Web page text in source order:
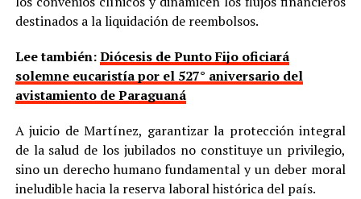
destinados a la liquidación de reembolsos.
Lee también:Diócesis de Punto Fijo oficiará
solemne eucaristía por el 527° aniversario del
avistamiento de Paraguaná
A juicio de Martínez, garantizar la protección integral
de la salud de los jubilados no constituye un privilegio,
sino un derecho humano fundamental y un deber moral
ineludible hacia la reserva laboral histórica del país.